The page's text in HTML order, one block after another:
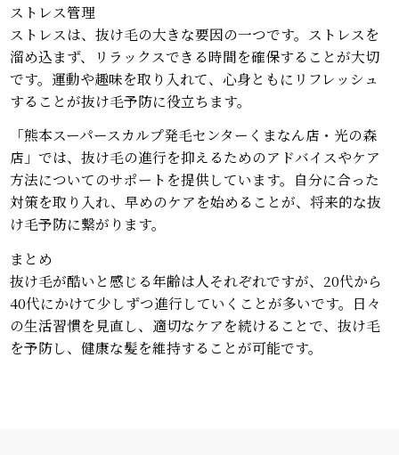
ストレス管理
ストレスは、抜け毛の大きな要因の一つです。ストレスを
溜め込まず、リラックスできる時間を確保することが大切
です。運動や趣味を取り入れて、心身ともにリフレッシュ
することが抜け毛予防に役立ちます。
「熊本スーパースカルプ発毛センターくまなん店・光の森
店」では、抜け毛の進行を抑えるためのアドバイスやケア
方法についてのサポートを提供しています。自分に合った
対策を取り入れ、早めのケアを始めることが、将来的な抜
け毛予防に繋がります。
まとめ
抜け毛が酷いと感じる年齢は人それぞれですが、20代から
40代にかけて少しずつ進行していくことが多いです。日々
の生活習慣を見直し、適切なケアを続けることで、抜け毛
を予防し、健康な髪を維持することが可能です。